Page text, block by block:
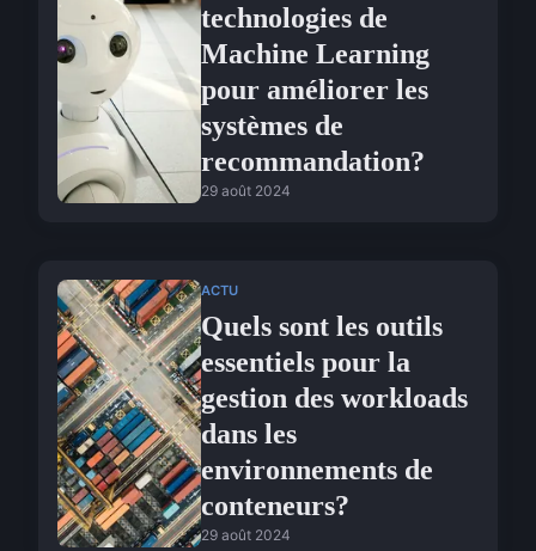
technologies de
Machine Learning
pour améliorer les
systèmes de
recommandation?
29 août 2024
ACTU
Quels sont les outils
essentiels pour la
gestion des workloads
dans les
environnements de
conteneurs?
29 août 2024